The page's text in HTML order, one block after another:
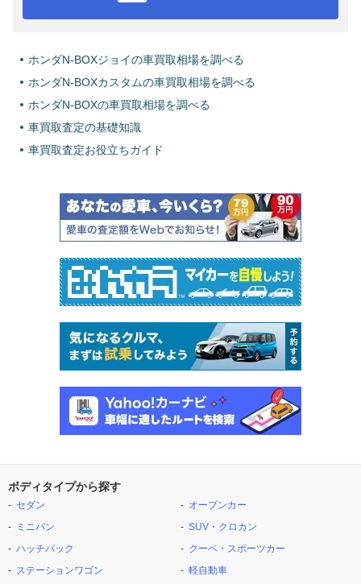
ホンダN-BOXジョイの車買取相場を調べる
ホンダN-BOXカスタムの車買取相場を調べる
ホンダN-BOXの車買取相場を調べる
車買取査定の基礎知識
車買取査定お役立ちガイド
ボディタイプから探す
セダン
ミニバン
ハッチバック
ステーションワゴン
オープンカー
SUV・クロカン
クーペ・スポーツカー
軽自動車